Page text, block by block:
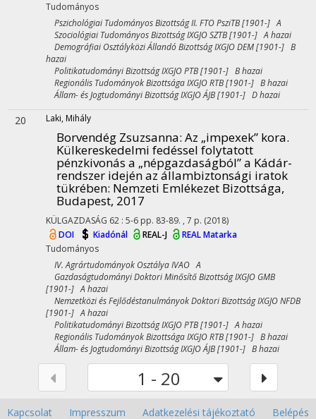
Tudományos
Pszichológiai Tudományos Bizottság II. FTO PsziTB [1901-] A
Szociológiai Tudományos Bizottság IXGJO SZTB [1901-] A hazai
Demográfiai Osztályközi Állandó Bizottság IXGJO DEM [1901-] B
hazai
Politikatudományi Bizottság IXGJO PTB [1901-] B hazai
Regionális Tudományok Bizottsága IXGJO RTB [1901-] B hazai
Állam- és Jogtudományi Bizottság IXGJO ÁJB [1901-] D hazai
20 Laki, Mihály
Borvendég Zsuzsanna: Az „impexek” kora.
Külkereskedelmi fedéssel folytatott
pénzkivonás a „népgazdaságból” a Kádár-
rendszer idején az állambiztonsági iratok
tükrében: Nemzeti Emlékezet Bizottsága,
Budapest, 2017
KÜLGAZDASÁG 62 : 5-6 pp. 83-89. , 7 p. (2018)
DOI
Kiadónál REAL-J REALMatarka
Tudományos
IV. Agrártudományok Osztálya IVAO A
Gazdaságtudományi Doktori Minősítő Bizottság IXGJO GMB
[1901-] A hazai
Nemzetközi és Fejlődéstanulmányok Doktori Bizottság IXGJO NFDB
[1901-] A hazai
Politikatudományi Bizottság IXGJO PTB [1901-] A hazai
Regionális Tudományok Bizottsága IXGJO RTB [1901-] B hazai
Állam- és Jogtudományi Bizottság IXGJO ÁJB [1901-] B hazai
1 - 20
Kapcsolat Impresszum Adatkezelési tájékoztató Belépés